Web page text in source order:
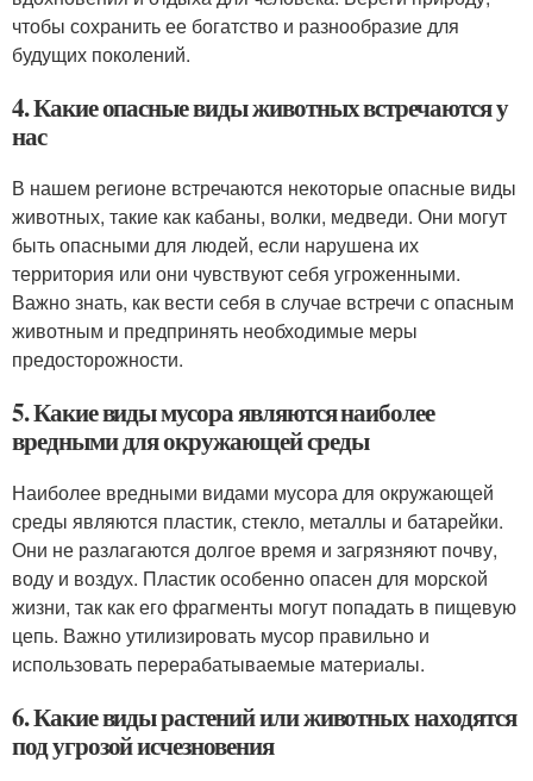
чтобы сохранить ее богатство и разнообразие для
будущих поколений.
4. Какие опасные виды животных встречаются у
нас
В нашем регионе встречаются некоторые опасные виды
животных, такие как кабаны, волки, медведи. Они могут
быть опасными для людей, если нарушена их
территория или они чувствуют себя угроженными.
Важно знать, как вести себя в случае встречи с опасным
животным и предпринять необходимые меры
предосторожности.
5. Какие виды мусора являются наиболее
вредными для окружающей среды
Наиболее вредными видами мусора для окружающей
среды являются пластик, стекло, металлы и батарейки.
Они не разлагаются долгое время и загрязняют почву,
воду и воздух. Пластик особенно опасен для морской
жизни, так как его фрагменты могут попадать в пищевую
цепь. Важно утилизировать мусор правильно и
использовать перерабатываемые материалы.
6. Какие виды растений или животных находятся
под угрозой исчезновения